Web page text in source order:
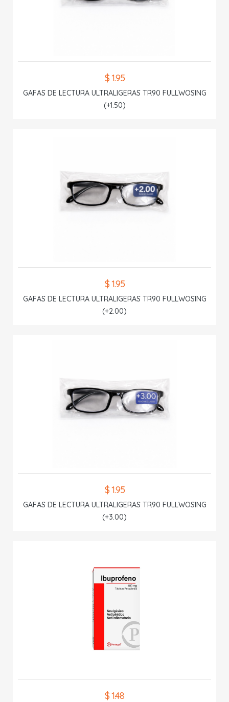
$ 1.95
GAFAS DE LECTURA ULTRALIGERAS TR90 FULLWOSING
(+1.50)
$ 1.95
GAFAS DE LECTURA ULTRALIGERAS TR90 FULLWOSING
(+2.00)
$ 1.95
GAFAS DE LECTURA ULTRALIGERAS TR90 FULLWOSING
(+3.00)
$ 1.48